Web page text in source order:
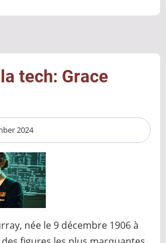
tech: Grace
2024
née le 9 décembre 1906 à